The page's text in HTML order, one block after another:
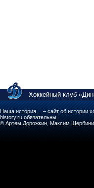
Хоккейный клуб
Наша история… – сайт об истории
history.ru обязательны.
© Артем Дорожкин, Максим